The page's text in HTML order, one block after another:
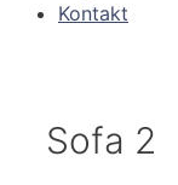
Kontakt
Sofa 2